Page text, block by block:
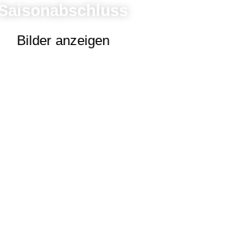
Saisonabschluss
Bilder anzeigen